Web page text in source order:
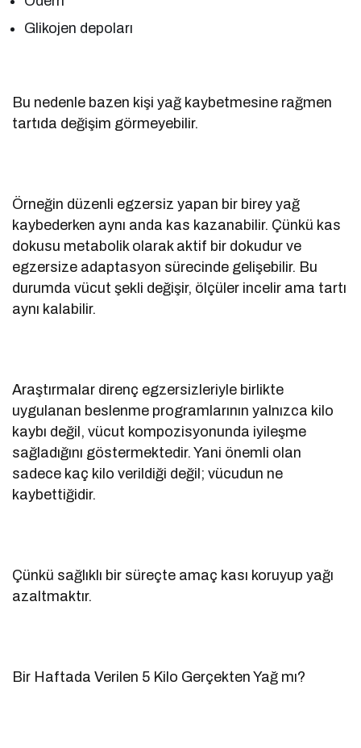
Glikojen depoları
Bu nedenle bazen kişi yağ kaybetmesine rağmen
tartıda değişim görmeyebilir.
Örneğin düzenli egzersiz yapan bir birey yağ
kaybederken aynı anda kas kazanabilir. Çünkü kas
dokusu metabolik olarak aktif bir dokudur ve
egzersize adaptasyon sürecinde gelişebilir. Bu
durumda vücut şekli değişir, ölçüler incelir ama tartı
aynı kalabilir.
Araştırmalar direnç egzersizleriyle birlikte
uygulanan beslenme programlarının yalnızca kilo
kaybı değil, vücut kompozisyonunda iyileşme
sağladığını göstermektedir. Yani önemli olan
sadece kaç kilo verildiği değil; vücudun ne
kaybettiğidir.
Çünkü sağlıklı bir süreçte amaç kası koruyup yağı
azaltmaktır.
Bir Haftada Verilen 5 Kilo Gerçekten Yağ mı?